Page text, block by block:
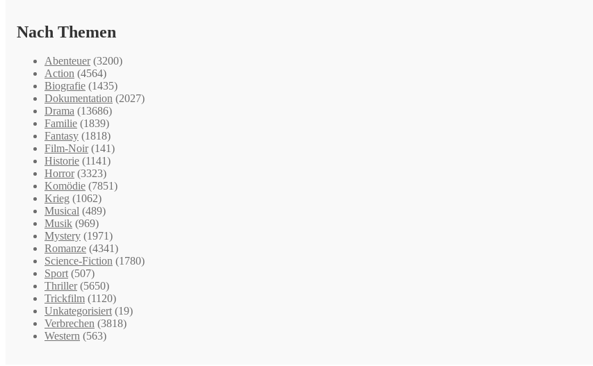
Nach Themen
Abenteuer (3200)
Action (4564)
Biografie (1435)
Dokumentation (2027)
Drama (13686)
Familie (1839)
Fantasy (1818)
Film-Noir (141)
Historie (1141)
Horror (3323)
Komödie (7851)
Krieg (1062)
Musical (489)
Musik (969)
Mystery (1971)
Romanze (4341)
Science-Fiction (1780)
Sport (507)
Thriller (5650)
Trickfilm (1120)
Unkategorisiert (19)
Verbrechen (3818)
Western (563)